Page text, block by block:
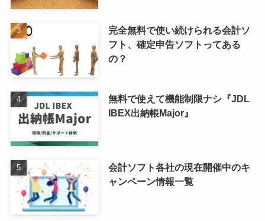
完全無料で使い続けられる会計ソ
フト、確定申告ソフトってある
の？
無料で使えて機能制限ナシ『JDL
IBEX出納帳Major』
会計ソフト各社の現在開催中のキ
ャンペーン情報一覧